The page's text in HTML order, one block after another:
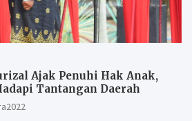
Ajak Penuhi Hak Anak,
Tantangan Daerah